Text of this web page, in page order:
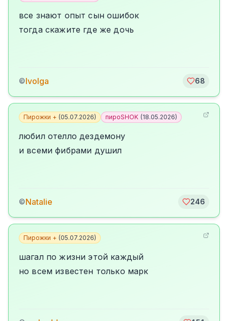
все знают опыт сын ошибок
тогда скажите где же дочь
©Ivolga 68
Пирожки + (05.07.2026) пироSHOK (18.05.2026)
любил отелло дездемону
и всеми фибрами душил
©Natalie 246
Пирожки + (05.07.2026)
шагал по жизни этой каждый
но всем известен только марк